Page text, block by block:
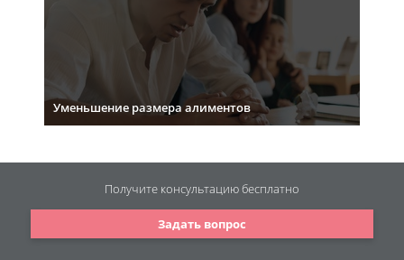
Уменьшение размера алиментов
Задать вопрос
Получите консультациюбесплатно